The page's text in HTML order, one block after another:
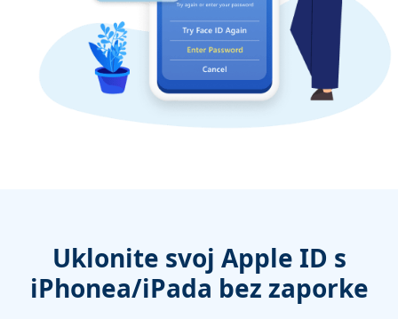
Uklonite svoj Apple ID s
iPhonea/iPada bez zaporke